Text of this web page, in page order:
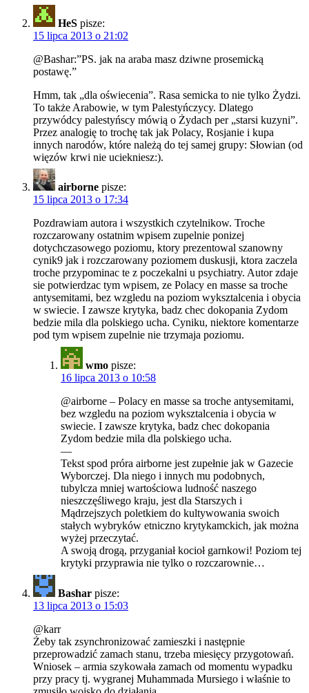
HeS pisze:
15 lipca 2013 o 21:02
@Bashar:”PS. jak na araba masz dziwne prosemicką
postawę.”
Hmm, tak „dla oświecenia”. Rasa semicka to nie tylko Żydzi.
To także Arabowie, w tym Palestyńczycy. Dlatego
przywódcy palestyńscy mówią o Żydach per „starsi kuzyni”.
Przez analogię to trochę tak jak Polacy, Rosjanie i kupa
innych narodów, które należą do tej samej grupy: Słowian (od
więzów krwi nie uciekniesz:).
airborne pisze:
15 lipca 2013 o 17:34
Pozdrawiam autora i wszystkich czytelnikow. Troche
rozczarowany ostatnim wpisem zupelnie ponizej
dotychczasowego poziomu, ktory prezentowal szanowny
cynik9 jak i rozczarowany poziomem duskusji, ktora zaczela
troche przypominac te z poczekalni u psychiatry. Autor zdaje
sie potwierdzac tym wpisem, ze Polacy en masse sa troche
antysemitami, bez wzgledu na poziom wyksztalcenia i obycia
w swiecie. I zawsze krytyka, badz chec dokopania Zydom
bedzie mila dla polskiego ucha. Cyniku, niektore komentarze
pod tym wpisem zupelnie nie trzymaja poziomu.
wmo pisze:
16 lipca 2013 o 10:58
@airborne – Polacy en masse sa troche antysemitami,
bez wzgledu na poziom wyksztalcenia i obycia w
swiecie. I zawsze krytyka, badz chec dokopania
Zydom bedzie mila dla polskiego ucha.
—
Tekst spod próra airborne jest zupełnie jak w Gazecie
Wyborczej. Dla niego i innych mu podobnych,
tubylcza mniej wartościowa ludność naszego
nieszczęśliwego kraju, jest dla Starszych i
Mądrzejszych poletkiem do kultywowania swoich
stałych wybryków etniczno krytykamckich, jak można
wyżej przeczytać.
A swoją drogą, przyganiał kocioł garnkowi! Poziom tej
krytyki przyprawia nie tylko o rozczarownie…
Bashar pisze:
13 lipca 2013 o 15:03
@karr
Żeby tak zsynchronizować zamieszki i następnie
przeprowadzić zamach stanu, trzeba miesięcy przygotowań.
Wniosek – armia szykowała zamach od momentu wypadku
przy pracy tj. wygranej Muhammada Mursiego i właśnie to